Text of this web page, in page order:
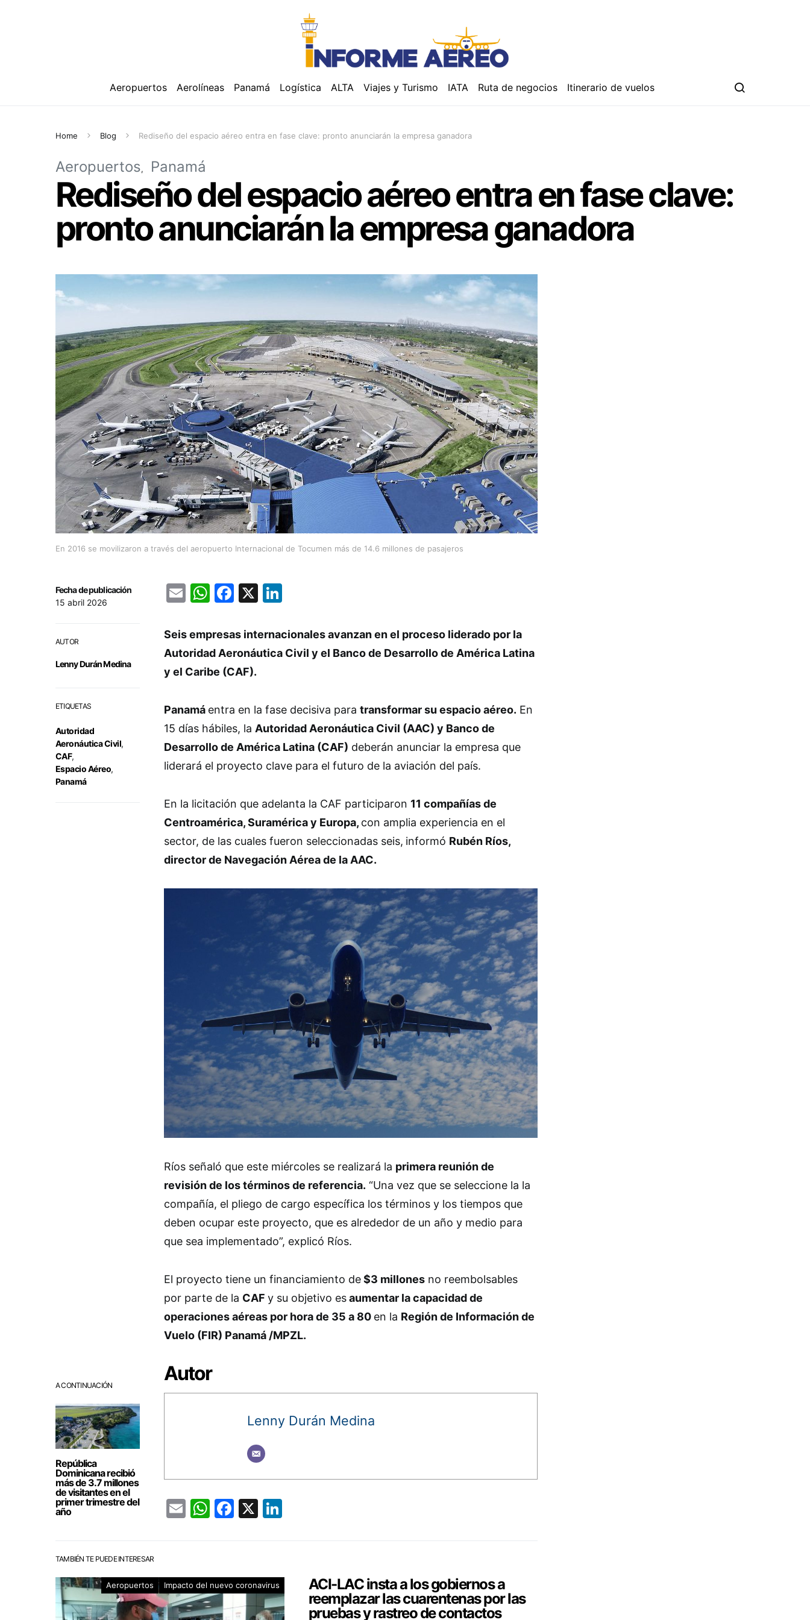
Aeropuertos Aerolíneas Panamá Logística ALTA Viajes y Turismo IATA Ruta de negocios Itinerario de vuelos
Home Blog Rediseño del espacio aéreo entra en fase clave: pronto anunciarán la empresa ganadora
Aeropuertos Panamá
Rediseño del espacio aéreo entra en fase clave:
pronto anunciarán la empresa ganadora
En 2016 se movilizaron a través del aeropuerto Internacional de Tocumen más de 14.6 millones de pasajeros
A CONTINUACIÓN
República
Dominicana recibió
más de 3.7 millones
de visitantes en el
primer trimestre del
año
Fecha de publicación
15 abril 2026
AUTOR
Lenny Durán Medina
ETIQUETAS
Autoridad
Aeronáutica Civil,
CAF,
Espacio Aéreo,
Panamá
EmailWhatsApp
Facebook
X
Seis empresas internacionales avanzan en el proceso liderado por la
Autoridad Aeronáutica Civil y el Banco de Desarrollo de América Latina
y el Caribe (CAF).
Panamá entra en la fase decisiva para transformar su espacio aéreo. En
15 días hábiles, la Autoridad Aeronáutica Civil (AAC) y Banco de
Desarrollo de América Latina (CAF) deberán anunciar la empresa que
liderará el proyecto clave para el futuro de la aviación del país.
En la licitación que adelanta la CAF participaron 11 compañías de
Centroamérica, Suramérica y Europa, con amplia experiencia en el
sector, de las cuales fueron seleccionadas seis, informó Rubén Ríos,
director de Navegación Aérea de la AAC.
Ríos señaló que este miércoles se realizará la primera reunión de
revisión de los términos de referencia. “Una vez que se seleccione la la
compañía, el pliego de cargo específica los términos y los tiempos que
deben ocupar este proyecto, que es alrededor de un año y medio para
que sea implementado”, explicó Ríos.
El proyecto tiene un financiamiento de$3 millones no reembolsables
por parte de la CAF y su objetivo esaumentar la capacidad de
operaciones aéreas por hora de 35 a 80 en la Región de Información de
Vuelo (FIR) Panamá /MPZL.
Autor
Lenny Durán Medina
EmailWhatsApp
Facebook
X
TAMBIÉN TE PUEDE INTERESAR
Aeropuertos Impacto del nuevo coronavirus
ACI-LAC insta a los gobiernos a
reemplazar las cuarentenas por las
pruebas y rastreo de contactos